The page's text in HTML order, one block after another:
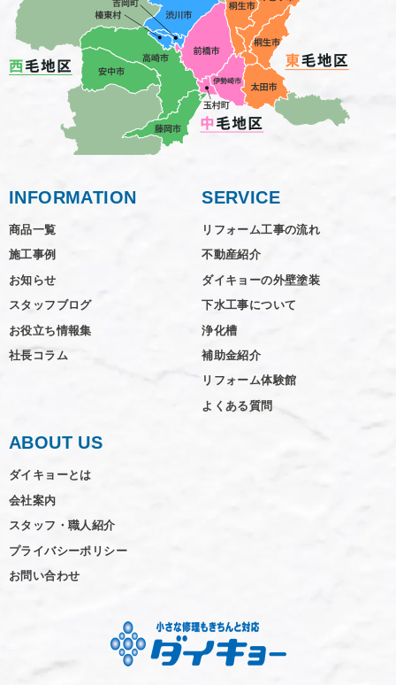
INFORMATION
商品一覧
施工事例
お知らせ
スタッフブログ
お役立ち情報集
社長コラム
SERVICE
リフォーム工事の流れ
不動産紹介
ダイキョーの外壁塗装
下水工事について
浄化槽
補助金紹介
リフォーム体験館
よくある質問
ABOUT US
ダイキョーとは
会社案内
スタッフ・職人紹介
プライバシーポリシー
お問い合わせ